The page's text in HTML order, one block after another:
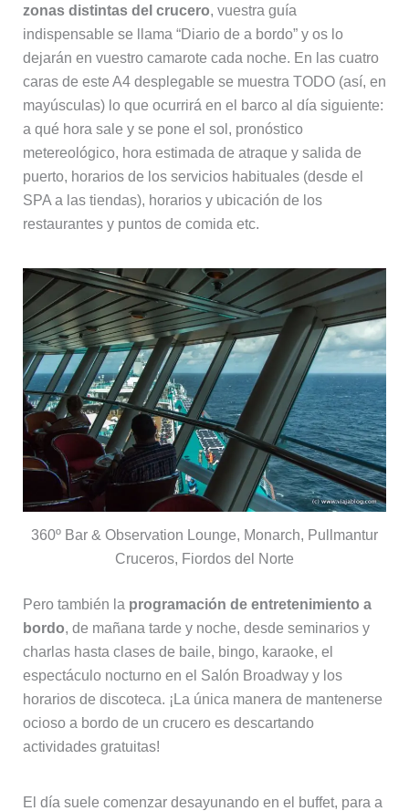
zonas distintas del crucero, vuestra guía
indispensable se llama “Diario de a bordo” y os lo
dejarán en vuestro camarote cada noche. En las cuatro
caras de este A4 desplegable se muestra TODO (así, en
mayúsculas) lo que ocurrirá en el barco al día siguiente:
a qué hora sale y se pone el sol, pronóstico
metereológico, hora estimada de atraque y salida de
puerto, horarios de los servicios habituales (desde el
SPA a las tiendas), horarios y ubicación de los
restaurantes y puntos de comida etc.
360º Bar & Observation Lounge, Monarch, Pullmantur
Cruceros, Fiordos del Norte
Pero también la programación de entretenimiento a
bordo, de mañana tarde y noche, desde seminarios y
charlas hasta clases de baile, bingo, karaoke, el
espectáculo nocturno en el Salón Broadway y los
horarios de discoteca. ¡La única manera de mantenerse
ocioso a bordo de un crucero es descartando
actividades gratuitas!
El día suele comenzar desayunando en el buffet, para a